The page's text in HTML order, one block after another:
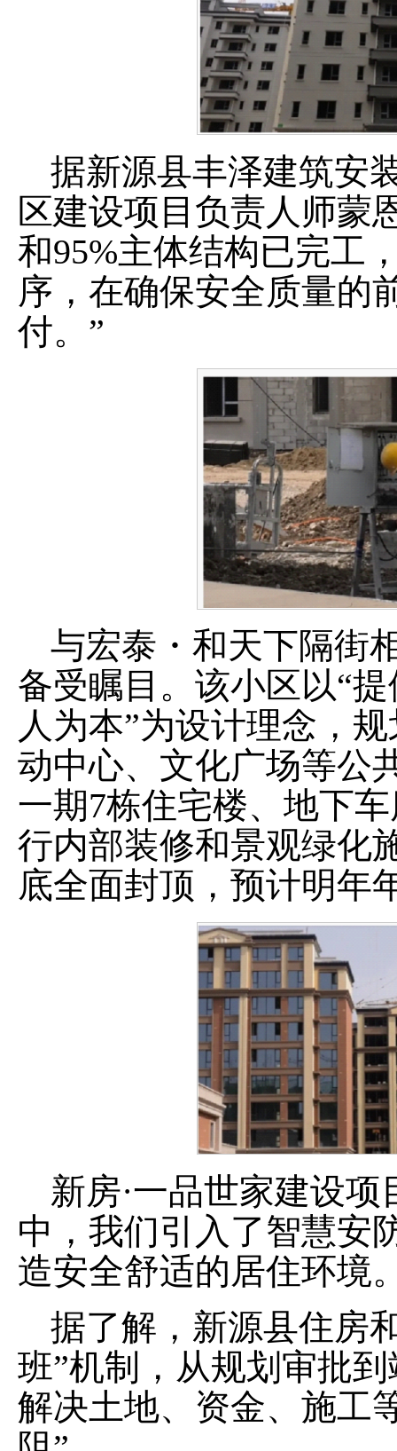
据新源县丰泽建筑安
区建设项目负责人师蒙
和95%主体结构已完工
序，在确保安全质量的
付。 ”
与宏泰・和天下隔街
备受瞩目。该小区以“提
人为本”为设计理念，
动中心、文化广场等公
一期7栋住宅楼、地下
行内部装修和景观绿化
底全面封顶，预计明年
新房·一品世家建设项
中，我们引入了智慧安
造安全舒适的居住环境
据了解，新源县住房
班”机制，从规划审批
解决土地、资金、施工